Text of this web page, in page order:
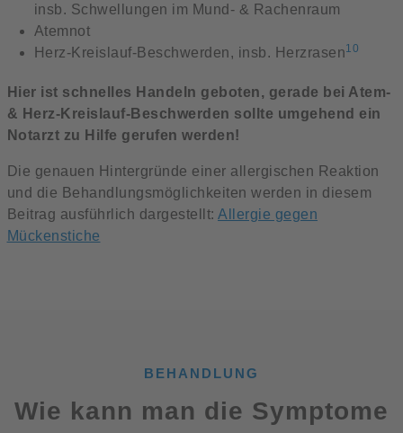
insb. Schwellungen im Mund- & Rachenraum
Atemnot
Herz-Kreislauf-Beschwerden, insb. Herzrasen10
Hier ist schnelles Handeln geboten, gerade bei Atem-
& Herz-Kreislauf-Beschwerden sollte umgehend ein
Notarzt zu Hilfe gerufen werden!
Die genauen Hintergründe einer allergischen Reaktion
und die Behandlungsmöglichkeiten werden in diesem
Beitrag ausführlich dargestellt: Allergie gegen
Mückenstiche
BEHANDLUNG
Wie kann man die Symptome